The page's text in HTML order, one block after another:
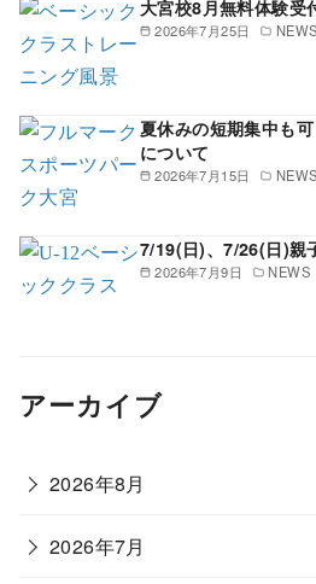
2026年7月25日 NEWS
大宮校8月無料体験受
2026年7月15日 NEWS
夏休みの短期集中も
について
2026年7月9日 NEWS
7/19(日)、7/26(日)親
アーカイブ
2026年8月
2026年7月